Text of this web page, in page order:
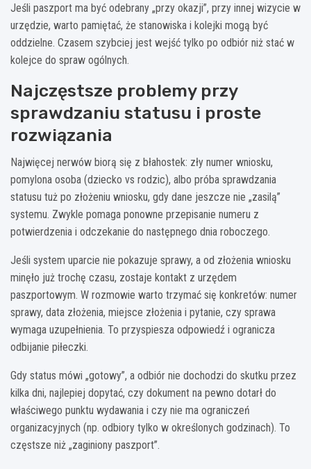
Jeśli paszport ma być odebrany „przy okazji”, przy innej wizycie w
urzędzie, warto pamiętać, że stanowiska i kolejki mogą być
oddzielne. Czasem szybciej jest wejść tylko po odbiór niż stać w
kolejce do spraw ogólnych.
Najczęstsze problemy przy
sprawdzaniu statusu i proste
rozwiązania
Najwięcej nerwów biorą się z błahostek: zły numer wniosku,
pomylona osoba (dziecko vs rodzic), albo próba sprawdzania
statusu tuż po złożeniu wniosku, gdy dane jeszcze nie „zasilą”
systemu. Zwykle pomaga ponowne przepisanie numeru z
potwierdzenia i odczekanie do następnego dnia roboczego.
Jeśli system uparcie nie pokazuje sprawy, a od złożenia wniosku
minęło już trochę czasu, zostaje kontakt z urzędem
paszportowym. W rozmowie warto trzymać się konkretów: numer
sprawy, data złożenia, miejsce złożenia i pytanie, czy sprawa
wymaga uzupełnienia. To przyspiesza odpowiedź i ogranicza
odbijanie piłeczki.
Gdy status mówi „gotowy”, a odbiór nie dochodzi do skutku przez
kilka dni, najlepiej dopytać, czy dokument na pewno dotarł do
właściwego punktu wydawania i czy nie ma ograniczeń
organizacyjnych (np. odbiory tylko w określonych godzinach). To
częstsze niż „zaginiony paszport”.